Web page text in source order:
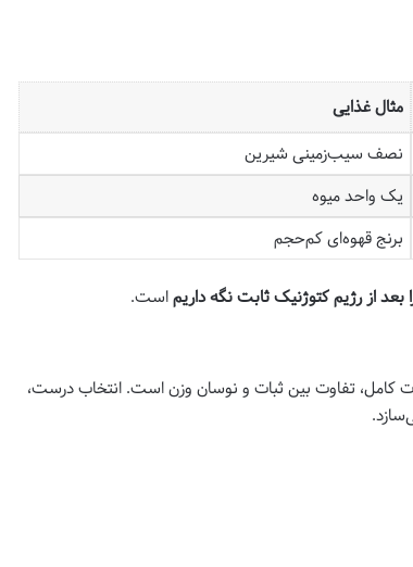
مثال غذایی
نصف سیب‌زمینی شیرین
یک واحد میوه
برنج قهوه‌ای کم‌حجم
بعد از رژیم کتوژنیک ثابت نگه داریماست.
کامل، تفاوت بین ثبات و نوسان وزن است. انتخاب درست،